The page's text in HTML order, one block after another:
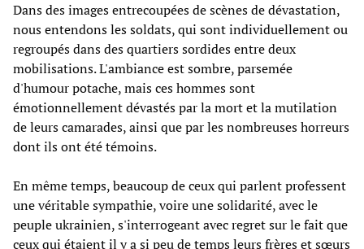
Dans des images entrecoupées de scènes de dévastation,
nous entendons les soldats, qui sont individuellement ou
regroupés dans des quartiers sordides entre deux
mobilisations. L'ambiance est sombre, parsemée
d'humour potache, mais ces hommes sont
émotionnellement dévastés par la mort et la mutilation
de leurs camarades, ainsi que par les nombreuses horreurs
dont ils ont été témoins.
En même temps, beaucoup de ceux qui parlent professent
une véritable sympathie, voire une solidarité, avec le
peuple ukrainien, s'interrogeant avec regret sur le fait que
ceux qui étaient il y a si peu de temps leurs frères et sœurs